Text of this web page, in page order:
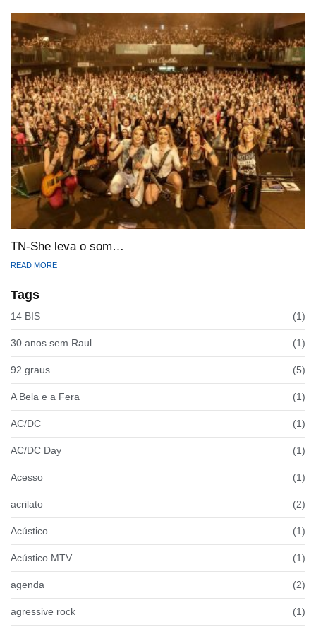
TN-She leva o som…
READ MORE
Tags
14 BIS (1)
30 anos sem Raul (1)
92 graus (5)
A Bela e a Fera (1)
AC/DC (1)
AC/DC Day (1)
Acesso (1)
acrilato (2)
Acústico (1)
Acústico MTV (1)
agenda (2)
agressive rock (1)